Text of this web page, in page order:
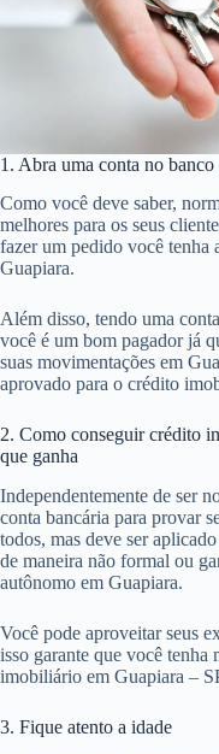
1. Abra uma conta no
Como você deve saber,
melhores para os seus
fazer um pedido você tenha
Guapiara.
Além disso, tendo uma
você é um bom pagador já
suas movimentações em
aprovado para o crédito
2. Como conseguir crédito
que ganha
Independentemente de ser
conta bancária para provar
todos, mas deve ser
de maneira não formal ou
autônomo em Guapiara.
Você pode aproveitar seus
isso garante que você tenha
imobiliário em Guapiara –
3. Fique atento a idade